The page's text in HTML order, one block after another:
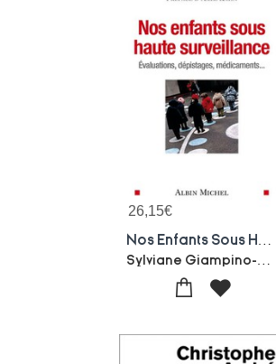
26,15€